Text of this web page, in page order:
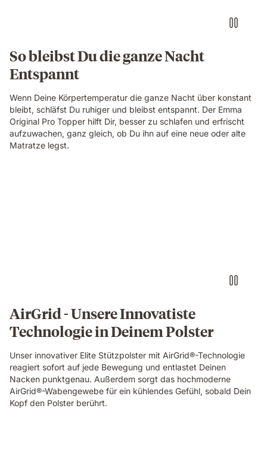
So bleibst Du die ganze Nacht
Entspannt
Wenn Deine Körpertemperatur die ganze Nacht über konstant
bleibt, schläfst Du ruhiger und bleibst entspannt. Der Emma
Original Pro Topper hilft Dir, besser zu schlafen und erfrischt
aufzuwachen, ganz gleich, ob Du ihn auf eine neue oder alte
Matratze legst.
AirGrid - Unsere Innovatiste
Technologie in Deinem Polster
Unser innovativer Elite Stützpolster mit AirGrid®-Technologie
reagiert sofort auf jede Bewegung und entlastet Deinen
Nacken punktgenau. Außerdem sorgt das hochmoderne
AirGrid®-Wabengewebe für ein kühlendes Gefühl, sobald Dein
Kopf den Polster berührt.